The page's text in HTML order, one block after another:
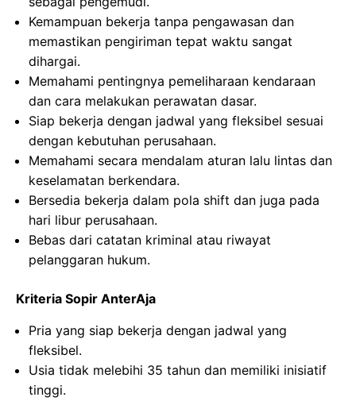
Kemampuan bekerja tanpa pengawasan dan
memastikan pengiriman tepat waktu sangat
dihargai.
Memahami pentingnya pemeliharaan kendaraan
dan cara melakukan perawatan dasar.
Siap bekerja dengan jadwal yang fleksibel sesuai
dengan kebutuhan perusahaan.
Memahami secara mendalam aturan lalu lintas dan
keselamatan berkendara.
Bersedia bekerja dalam pola shift dan juga pada
hari libur perusahaan.
Bebas dari catatan kriminal atau riwayat
pelanggaran hukum.
Kriteria Sopir AnterAja
Pria yang siap bekerja dengan jadwal yang
fleksibel.
Usia tidak melebihi 35 tahun dan memiliki inisiatif
tinggi.